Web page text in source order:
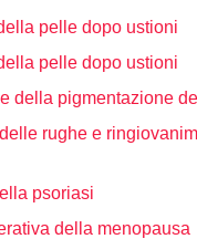
pelle dopo ustioni
pelle dopo ustioni
della pigmentazione
rughe e
psoriasi
della menopausa